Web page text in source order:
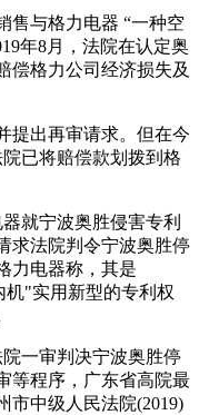
与格力电器 “一种空
年8月，法院在认定奥
偿格力公司经济损失及
出再审请求。但在今
已将赔偿款划拨到格
就宁波奥胜侵害专利
求法院判令宁波奥胜停
力电器称，其是
机"实用新型的专利权
一审判决宁波奥胜停
等程序，广东省高院最
市中级人民法院(2019)